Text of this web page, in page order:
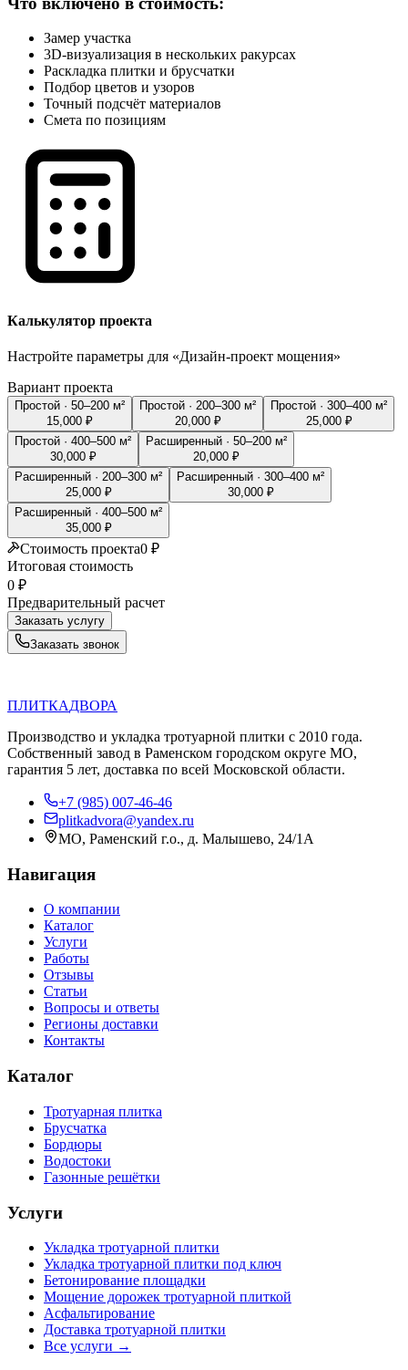
Замер участка
3D-визуализация в нескольких ракурсах
Раскладка плитки и брусчатки
Подбор цветов и узоров
Точный подсчёт материалов
Смета по позициям
Калькулятор проекта
Настройте параметры для «Дизайн-проект мощения»
Вариант проекта
Простой · 50–200 м²
15,000 ₽
Простой · 200–300 м²
20,000₽
Простой · 300–400 м²
25,000₽
Простой · 400–500 м²
30,000₽
Расширенный · 50–200 м²
20,000 ₽
Расширенный · 200–300 м²
25,000₽
Расширенный · 300–400 м²
30,000₽
Расширенный · 400–500 м²
35,000₽
Стоимость проекта0 ₽
Итоговая стоимость
0 ₽
Предварительный расчет
Заказать услугу
Заказать звонок
ПЛИТКАДВОРА
Производство и укладка тротуарной плитки с 2010 года.
Собственный завод в Раменском городском округе МО,
гарантия 5 лет, доставка по всей Московской области.
+7 (985) 007-46-46
plitkadvora@yandex.ru
МО, Раменский г.о., д. Малышево, 24/1А
Навигация
О компании
Каталог
Услуги
Работы
Отзывы
Статьи
Вопросы и ответы
Регионы доставки
Контакты
Каталог
Тротуарная плитка
Брусчатка
Бордюры
Водостоки
Газонные решётки
Услуги
Укладка тротуарной плитки
Укладка тротуарной плитки под ключ
Бетонирование площадки
Мощение дорожек тротуарной плиткой
Асфальтирование
Доставка тротуарной плитки
Все услуги →